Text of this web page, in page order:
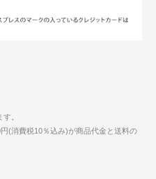
。
(消費税10％込み)が商品代金と送料の